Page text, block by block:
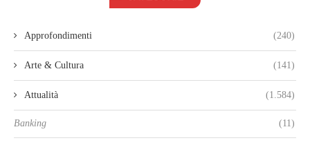
Approfondimenti (240)
Arte & Cultura (141)
Attualità (1.584)
Banking (11)